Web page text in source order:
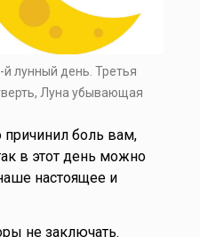
й лунный день. Третья
Луна убывающая
боль вам,
в этот день можно
настоящее и
не заключать.